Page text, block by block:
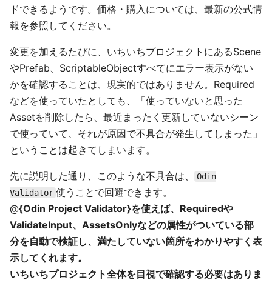
ドできるようです。価格・購入については、最新の公式情
報を参照してください。
変更を加えるたびに、いちいちプロジェクトにあるScene
やPrefab、ScriptableObjectすべてにエラー表示がない
かを確認することは、現実的ではありません。Required
などを使っていたとしても、「使っていないと思った
Assetを削除したら、最近まったく更新していないシーン
で使っていて、それが原因で不具合が発生してしまった」
ということは起きてしまいます。
先に説明した通り、このような不具合は、
Odin
Validator 使うことで回避できます。
@{Odin Project Validator}を使えば、Requiredや
ValidateInput、AssetsOnlyなどの属性がついている部
分を自動で検証し、満たしていない箇所をわかりやすく表
示してくれます。
いちいちプロジェクト全体を目視で確認する必要はありま